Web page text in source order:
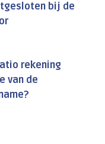
bij de
rekening
van de